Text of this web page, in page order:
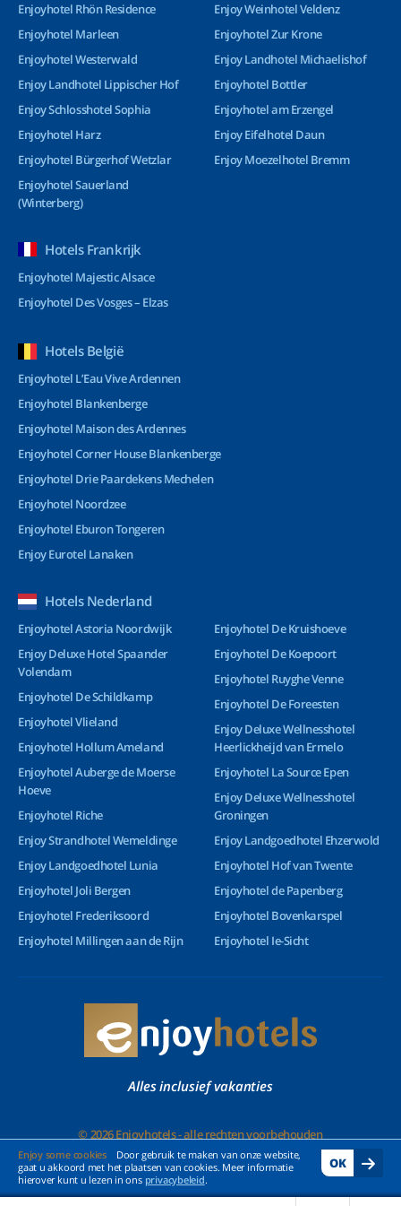
Enjoy some cookies
Door gebruik te maken van onze website,
gaat u akkoord met het plaatsen van cookies. Meer informatie
hierover kunt u lezen in ons privacybeleid.
OK
Enjoyhotel Rhön Residence
Enjoyhotel Marleen
Enjoyhotel Westerwald
Enjoy Landhotel Lippischer Hof
Enjoy Schlosshotel Sophia
Enjoyhotel Harz
Enjoyhotel Bürgerhof Wetzlar
Enjoyhotel Sauerland
(Winterberg)
Enjoy Weinhotel Veldenz
Enjoyhotel Zur Krone
Enjoy Landhotel Michaelishof
Enjoyhotel Bottler
Enjoyhotel am Erzengel
Enjoy Eifelhotel Daun
Enjoy Moezelhotel Bremm
Hotels Frankrijk
Enjoyhotel Majestic Alsace
Enjoyhotel Des Vosges – Elzas
Hotels België
Enjoyhotel L’Eau Vive Ardennen
Enjoyhotel Blankenberge
Enjoyhotel Maison des Ardennes
Enjoyhotel Corner House Blankenberge
Enjoyhotel Drie Paardekens Mechelen
Enjoyhotel Noordzee
Enjoyhotel Eburon Tongeren
Enjoy Eurotel Lanaken
Hotels Nederland
Enjoyhotel Astoria Noordwijk
Enjoy Deluxe Hotel Spaander
Volendam
Enjoyhotel De Schildkamp
Enjoyhotel Vlieland
Enjoyhotel Hollum Ameland
Enjoyhotel Auberge de Moerse
Hoeve
Enjoyhotel Riche
Enjoy Strandhotel Wemeldinge
Enjoy Landgoedhotel Lunia
Enjoyhotel Joli Bergen
Enjoyhotel Frederiksoord
Enjoyhotel Millingen aan de Rijn
Enjoyhotel De Kruishoeve
Enjoyhotel De Koepoort
Enjoyhotel Ruyghe Venne
Enjoyhotel De Foreesten
Enjoy Deluxe Wellnesshotel
Heerlickheijd van Ermelo
Enjoyhotel La Source Epen
Enjoy Deluxe Wellnesshotel
Groningen
Enjoy Landgoedhotel Ehzerwold
Enjoyhotel Hof van Twente
Enjoyhotel de Papenberg
Enjoyhotel Bovenkarspel
Enjoyhotel Ie-Sicht
Alles inclusief vakanties
© 2026 Enjoyhotels - alle rechten voorbehouden